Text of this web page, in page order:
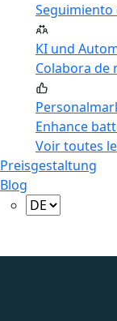
KI und
Colabora de
Enhance
Voir toutes
Preisgestaltung
Blog